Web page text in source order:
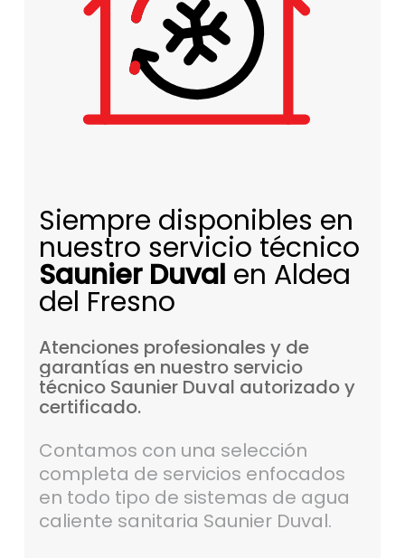
Siempre disponibles en
nuestro servicio técnico
Saunier Duval en Aldea
del Fresno
Atenciones profesionales y de
garantías en nuestro servicio
técnico Saunier Duval autorizadoy
certificado.
Contamos con una selección
completa de servicios enfocados
en todo tipo de sistemas de agua
caliente sanitaria Saunier Duval.